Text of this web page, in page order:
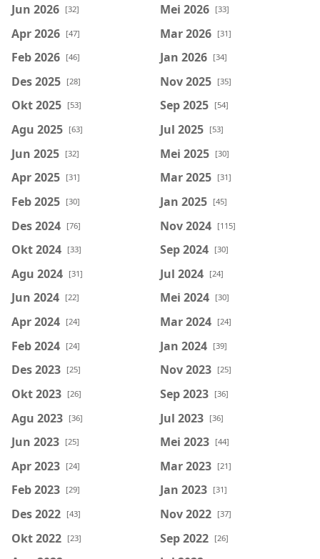
Jun 2026 [32] Mei 2026 [33]
Apr 2026 [47] Mar 2026 [31]
Feb 2026 [46] Jan 2026 [34]
Des 2025 [28] Nov 2025 [35]
Okt 2025 [53] Sep 2025 [54]
Agu 2025 [63] Jul 2025 [53]
Jun 2025 [32] Mei 2025 [30]
Apr 2025 [31] Mar 2025 [31]
Feb 2025 [30] Jan 2025 [45]
Des 2024 [76] Nov 2024 [115]
Okt 2024 [33] Sep 2024 [30]
Agu 2024 [31] Jul 2024 [24]
Jun 2024 [22] Mei 2024 [30]
Apr 2024 [24] Mar 2024 [24]
Feb 2024 [24] Jan 2024 [39]
Des 2023 [25] Nov 2023 [25]
Okt 2023 [26] Sep 2023 [36]
Agu 2023 [36] Jul 2023 [36]
Jun 2023 [25] Mei 2023 [44]
Apr 2023 [24] Mar 2023 [21]
Feb 2023 [29] Jan 2023 [31]
Des 2022 [43] Nov 2022 [37]
Okt 2022 [23] Sep 2022 [26]